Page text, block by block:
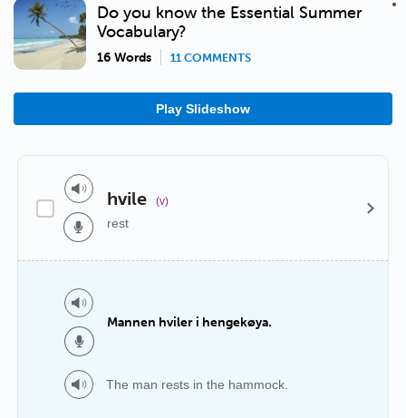
Do you know the Essential Summer
Vocabulary?
16 Words 11 COMMENTS
Play Slideshow
hvile (v)
rest
Mannen hviler i hengekøya.
The man rests in the hammock.